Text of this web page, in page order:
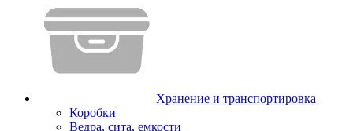
Хранение и транспортировка
Коробки
Ведра, сита, емкости